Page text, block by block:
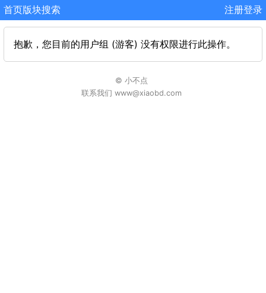
首页版块搜索 注册登录
抱歉，您目前的用户组 (游客) 没有权限进行此操作。
© 小不点
联系我们 www@xiaobd.com